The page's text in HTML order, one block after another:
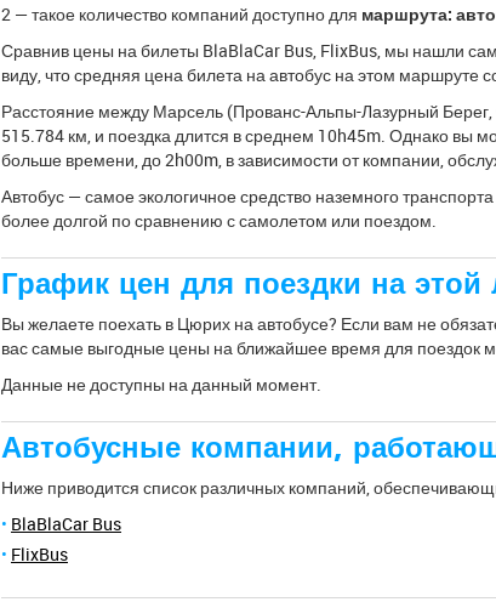
2 — такое количество компаний доступно для маршрута:
Сравнив цены на билеты BlaBlaCar Bus, FlixBus, мы нашли
виду, что средняя цена билета на автобус на этом маршруте
Расстояние между Марсель (Прованс-Альпы-Лазурный
515.784 км, и поездка длится в среднем 10h45m. Однако вы
больше времени, до 2h00m, в зависимости от компании,
Автобус — самое экологичное средство наземного
более долгой по сравнению с самолетом или поездом.
График цен для поездки на
Вы желаете поехать в Цюрих на автобусе? Если вам не
вас самые выгодные цены на ближайшее время для поездок
Данные не доступны на данный момент.
Автобусные компании,
Ниже приводится список различных компаний,
BlaBlaCar Bus
FlixBus